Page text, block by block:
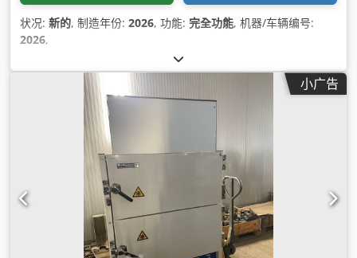
状况: 新的, 制造年份: 2026, 功能: 完全功能, 机器/车辆编号:
2026,
小广告